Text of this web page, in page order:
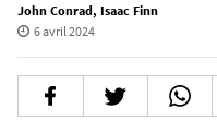
John Conrad, Isaac Finn
6 avril 2024